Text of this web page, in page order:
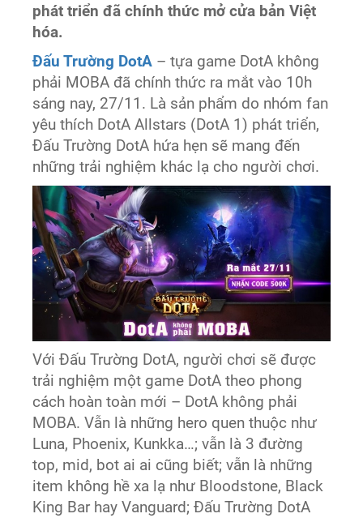
phát triển đã chính thức mở cửa bản Việt
hóa.
Đấu Trường DotA – tựa game DotA không
phải MOBA đã chính thức ra mắt vào 10h
sáng nay, 27/11. Là sản phẩm do nhóm fan
yêu thích DotA Allstars (DotA 1) phát triển,
Đấu Trường DotA hứa hẹn sẽ mang đến
những trải nghiệm khác lạ cho người chơi.
Với Đấu Trường DotA, người chơi sẽ được
trải nghiệm một game DotA theo phong
cách hoàn toàn mới – DotA không phải
MOBA. Vẫn là những hero quen thuộc như
Luna, Phoenix, Kunkka…; vẫn là 3 đường
top, mid, bot ai ai cũng biết; vẫn là những
item không hề xa lạ như Bloodstone, Black
King Bar hay Vanguard; Đấu Trường DotA